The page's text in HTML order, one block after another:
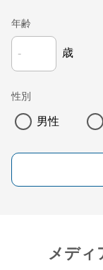
年齢
歳
性別
男性
メディ